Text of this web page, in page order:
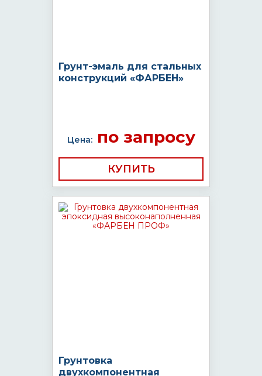
Грунт-эмаль для стальных
конструкций «ФАРБЕН»
Цена:по запросу
КУПИТЬ
Грунтовка
двухкомпонентная